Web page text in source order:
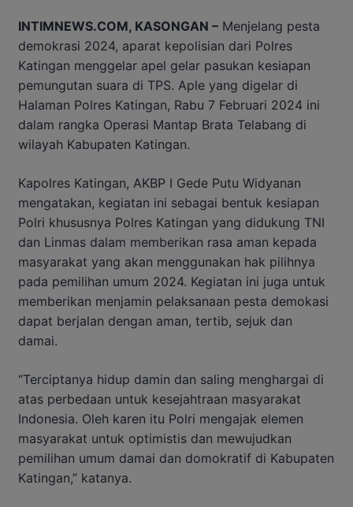
INTIMNEWS.COM, KASONGAN – Menjelang pesta
demokrasi 2024, aparat kepolisian dari Polres
Katingan menggelar apel gelar pasukan kesiapan
pemungutan suara di TPS. Aple yang digelar di
Halaman Polres Katingan, Rabu 7 Februari 2024 ini
dalam rangka Operasi Mantap Brata Telabang di
wilayah Kabupaten Katingan.
Kapolres Katingan, AKBP I Gede Putu Widyanan
mengatakan, kegiatan ini sebagai bentuk kesiapan
Polri khususnya Polres Katingan yang didukung TNI
dan Linmas dalam memberikan rasa aman kepada
masyarakat yang akan menggunakan hak pilihnya
pada pemilihan umum 2024. Kegiatan ini juga untuk
memberikan menjamin pelaksanaan pesta demokasi
dapat berjalan dengan aman, tertib, sejuk dan
damai.
“Terciptanya hidup damin dan saling menghargai di
atas perbedaan untuk kesejahtraan masyarakat
Indonesia. Oleh karen itu Polri mengajak elemen
masyarakat untuk optimistis dan mewujudkan
pemilihan umum damai dan domokratif di Kabupaten
Katingan,” katanya.